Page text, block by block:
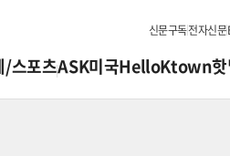
신문구독전자신문
/스포츠ASK미국HelloKtown